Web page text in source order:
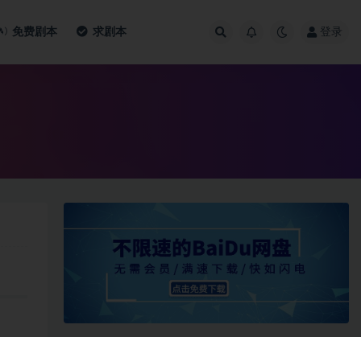
免费剧本 求剧本 登录